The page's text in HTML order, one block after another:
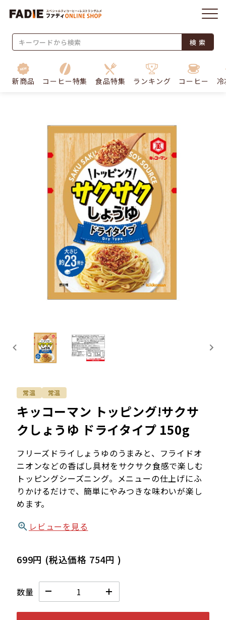
検 索
新商品 コーヒー特集 食品特集 ランキング コーヒー
キッコーマン トッピング!サクサ
クしょうゆ ドライタイプ 150g
フリーズドライしょうゆのうまみと、フライドオ
ニオンなどの香ばし具材をサクサク食感で楽しむ
トッピングシーズニング。メニューの仕上げにふ
りかけるだけで、簡単にやみつきな味わいが楽し
めます。
レビューを見る
699円 (税込価格 754円 )
数量
常温 常温